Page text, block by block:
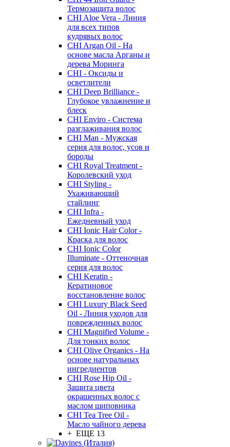
Термозащита волос
CHI Aloe Vera - Линия
для всех типов
кудрявых волос
CHI Argan Oil - На
основе масла Арганы и
дерева Моринга
CHI - Оксиды и
осветлители
CHI Deep Brilliance -
Глубокое увлажнение и
блеск
CHI Enviro - Система
разглаживания волос
CHI Man - Мужская
серия для волос, усов и
бороды
CHI Royal Treatment -
Королевский уход
CHI Styling -
Ухаживающий
стайлинг
CHI Infra -
Ежедневный уход
CHI Ionic Hair Color -
Краска для волос
CHI Ionic Color
Illuminate - Оттеночная
серия для волос
CHI Keratin -
Кератиновое
восстановление волос
CHI Luxury Black Seed
Oil - Линия уходов для
поврежденных волос
CHI Magnified Volume -
Для тонких волос
CHI Olive Organics - На
основе натуральных
ингредиентов
CHI Rose Hip Oil -
Защита цвета
окрашенных волос с
маслом шиповника
CHI Tea Tree Oil -
Масло чайного дерева
+ ЕЩЕ 13